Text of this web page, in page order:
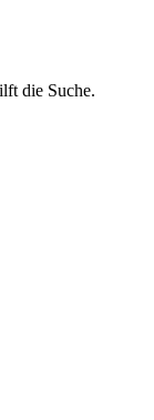
die Suche.